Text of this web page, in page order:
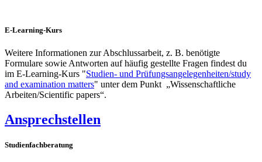
E-Learning-Kurs
Weitere Informationen zur Abschlussarbeit, z. B. benötigte
Formulare sowie Antworten auf häufig gestellte Fragen findest du
im E-Learning-Kurs "Studien- und Prüfungsangelegenheiten/study
and examination matters" unter dem Punkt „Wissenschaftliche
Arbeiten/Scientific papers“.
Ansprechstellen
Studienfachberatung